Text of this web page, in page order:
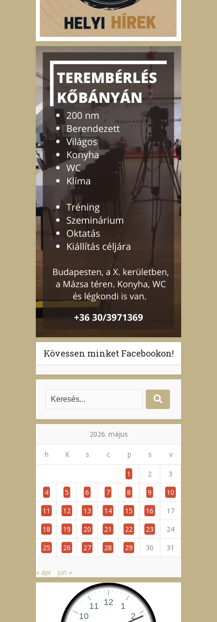
Kövessen minket Facebookon!
2026. május
h K s c p s v
1 2
3
4
5 6 7 8 9
10
11
12 13 14 15 16
17
18
19 20 21 22 23
24
25
26 27 28 29 30 31
« ápr jún »